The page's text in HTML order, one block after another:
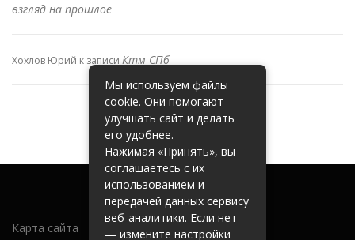
взгляд на прошлое
Хохлов Юрий к записи Ктм СПб
Карта сайта
Мы используем файлы
cookie. Они помогают
улучшать сайт и делать
его удобнее.
Нажимая «Принять», вы
соглашаетесь с их
использованием и
передачей данных сервису
веб-аналитики. Если нет
— измените настройки